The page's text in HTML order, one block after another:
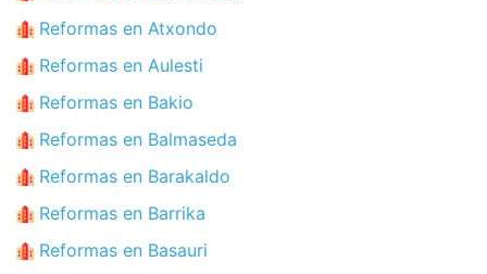
Reformas en Atxondo
Reformas en Aulesti
Reformas en Bakio
Reformas en Balmaseda
Reformas en Barakaldo
Reformas en Barrika
Reformas en Basauri